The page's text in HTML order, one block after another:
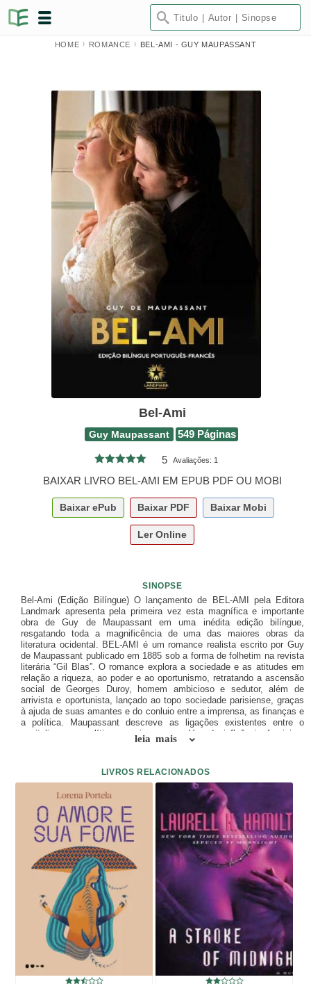
HOME ROMANCE BEL-AMI - GUY MAUPASSANT
Bel-Ami
Guy Maupassant 549 Páginas
5 Avaliações: 1
BAIXAR LIVRO BEL-AMI EM EPUB PDF OU MOBI
Baixar ePub Baixar PDF Baixar Mobi
Ler Online
SINOPSE
Bel-Ami (Edição Bilíngue) O lançamento de BEL-AMI pela Editora
Landmark apresenta pela primeira vez esta magnífica e importante
obra de Guy de Maupassant em uma inédita edição bilíngue,
resgatando toda a magnificência de uma das maiores obras da
literatura ocidental. BEL-AMI é um romance realista escrito por Guy
de Maupassant publicado em 1885 sob a forma de folhetim na revista
literária “Gil Blas”. O romance explora a sociedade e as atitudes em
relação a riqueza, ao poder e ao oportunismo, retratando a ascensão
social de Georges Duroy, homem ambicioso e sedutor, além de
arrivista e oportunista, lançado ao topo sociedade parisiense, graças
à ajuda de suas amantes e do conluio entre a imprensa, as finanças e
a política. Maupassant descreve as ligações existentes entre o
capitalismo, a política e a imprensa, além da influência feminina,
privadas da vida pública da época. A obra se apresenta como uma
implicitamente a sua própria experiência como jornalista. Assim a
ascensão de Georges Duroy pode ser comparada à própria ascensão
de Maupassant. Através do personagem, o autor nos faz descobrir o
mundo do jornalismo e da alta sociedade, sob a ótica dos escândalos
políticos e financeiros. BEL-AMI retrata o agitado mundo parisiense
no qual os personagens devem trilhar um caminho estreito. Agindo
como um verdadeiro canalha, incerto e inconstante tanto nos
domínios do amor quanto nos das ideias, Georges Duroy se vale de
seu charme, do seu corpo e das mulheres para crescer social, política
e financeiramente. No início do romance, Duroy é apenas um jovem
pobre do interior que busca fazer fortuna. Apesar de sua origem, a
ambição de Georges Duroy faz com que ele tenha como propósito,
ser um dos homens mais ricos e poderosos da França. A partir desse
objetivo, ele utiliza o seu charme e boa aparência para seduzir as
mulheres de políticos e homens influentes da capital francesa. O
romance, recheado de cenas sensuais, descreve Paris em detalhes:
Ao longo do romance, Duroy frequenta locais famosos em Paris,
como o cabaré Folies Bergère e o Bois de Boulogne e nas regiões
campesinas em torno da capital francesa e certas cenas se passam
nas igrejas de Paris, como na Igreja da Trindade e na Igreja de Santa
leia mais
LIVROS RELACIONADOS